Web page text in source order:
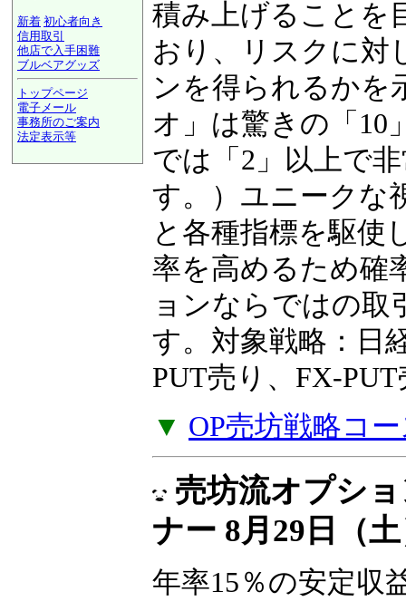
新着 初心者向き
信用取引
他店で入手困難
ブルベアグッズ
トップページ
電子メール
事務所のご案内
法定表示等
積み上げることを
おり、リスクに対
ンを得られるかを
オ」は驚きの「10
では「2」以上で
す。）ユニークな
と各種指標を駆使
率を高めるため確
ョンならではの取
す。対象戦略：日
PUT売り、FX-
▼ OP売坊戦略コ
売坊流オプシ
ナー 8月29日（
年率15％の安定収